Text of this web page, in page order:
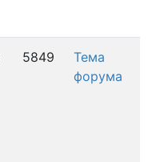
5849
Тема
форума